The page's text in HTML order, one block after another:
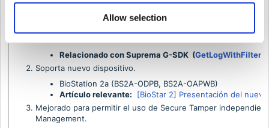
Allow selection
<Nuevas características y mejoras>
Relacionado con Suprema G-SDK (GetLogWithFilter
Soporta nuevo dispositivo.
BioStation 2a (BS2A-ODPB, BS2A-OAPWB)
Artículo relevante:
[BioStar 2] Presentación del
Mejorado para permitir el uso de Secure Tamper
Management.